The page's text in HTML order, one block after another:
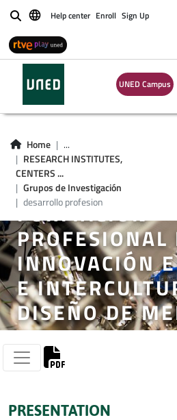
BuscarHelp center Enroll Sign Up
UNED Campus
Home
...
RESEARCH INSTITUTES,
CENTERS ...
Grupos de Investigación
desarrollo profesion
GROUP OF
PROFESIONAL:
FORMACIÓN
PROFESIONAL
INNOVACIÓN
E
DISEÑO DE
PRESENTATION